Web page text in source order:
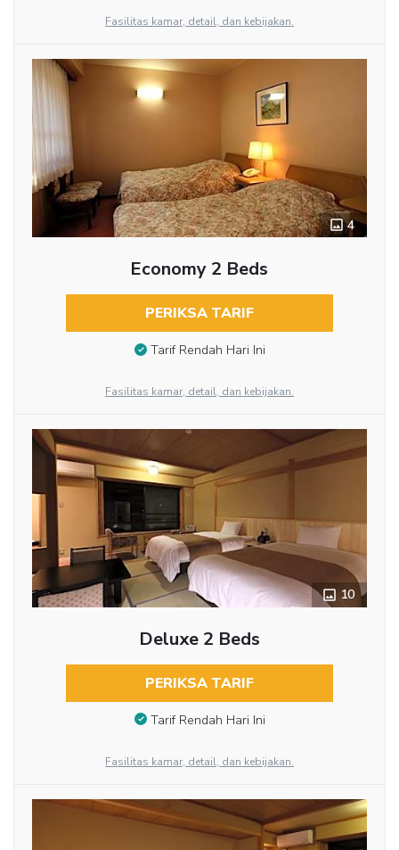
Fasilitas kamar, detail, dan kebijakan.
4
Economy 2 Beds
PERIKSA TARIF
Tarif Rendah Hari Ini
Fasilitas kamar, detail, dan kebijakan.
10
Deluxe 2 Beds
PERIKSA TARIF
Tarif Rendah Hari Ini
Fasilitas kamar, detail, dan kebijakan.